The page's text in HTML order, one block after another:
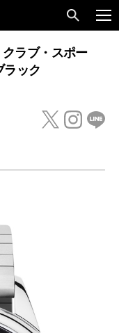
ラブ・スポー
ラック